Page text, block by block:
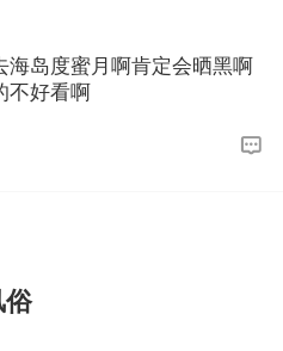
海岛度蜜月啊肯定会晒黑啊
不好看啊
俗